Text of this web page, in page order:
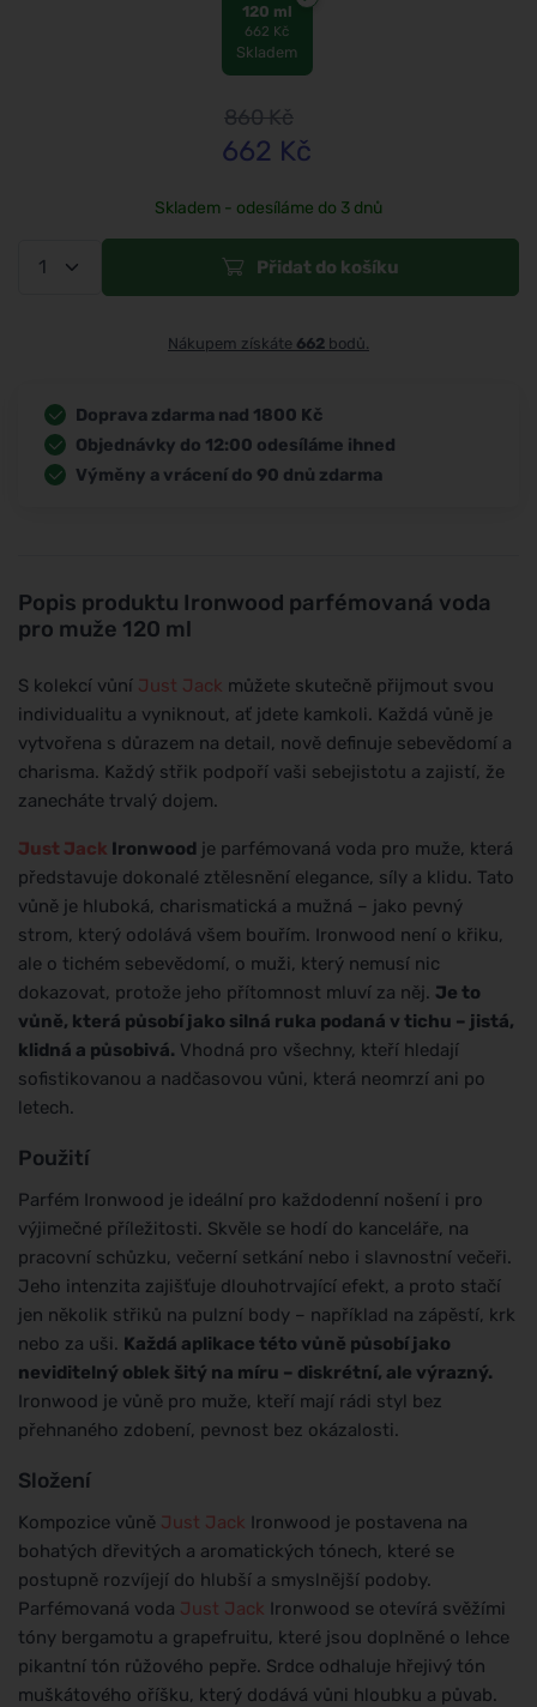
Popis produktu Ironwood parfémovaná voda
pro muže 120 ml
S kolekcí vůní Just Jack můžete skutečně přijmout svou
individualitu a vyniknout, ať jdete kamkoli. Každá vůně je
vytvořena s důrazem na detail, nově definuje sebevědomí a
charisma. Každý střik podpoří vaši sebejistotu a zajistí, že
zanecháte trvalý dojem.
Just Jack Ironwood je parfémovaná voda pro muže, která
představuje dokonalé ztělesnění elegance, síly a klidu. Tato
vůně je hluboká, charismatická a mužná – jako pevný
strom, který odolává všem bouřím. Ironwood není o křiku,
ale o tichém sebevědomí, o muži, který nemusí nic
dokazovat, protože jeho přítomnost mluví za něj. Je to
vůně, která působí jako silná ruka podaná v tichu – jistá,
klidná a působivá. Vhodná pro všechny, kteří hledají
sofistikovanou a nadčasovou vůni, která neomrzí ani po
letech.
Použití
Parfém Ironwood je ideální pro každodenní nošení i pro
výjimečné příležitosti. Skvěle se hodí do kanceláře, na
pracovní schůzku, večerní setkání nebo i slavnostní večeři.
Jeho intenzita zajišťuje dlouhotrvající efekt, a proto stačí
jen několik střiků na pulzní body – například na zápěstí, krk
nebo za uši. Každá aplikace této vůně působí jako
neviditelný oblek šitý na míru – diskrétní, ale výrazný.
Ironwood je vůně pro muže, kteří mají rádi styl bez
přehnaného zdobení, pevnost bez okázalosti.
Složení
Kompozice vůně Just Jack Ironwood je postavena na
bohatých dřevitých a aromatických tónech, které se
postupně rozvíjejí do hlubší a smyslnější podoby.
Parfémovaná voda Just Jack Ironwood se otevírá svěžími
tóny bergamotu a grapefruitu, které jsou doplněné o lehce
pikantní tón růžového pepře. Srdce odhaluje hřejivý tón
muškátového oříšku, který dodává vůni hloubku a půvab.
120 ml
662 Kč
Skladem
860Kč
662 Kč
Skladem - odesíláme do 3 dnů
Přidat do košíku
Nákupem získáte 662 bodů.
Doprava zdarma nad 1800 Kč
Objednávky do 12:00 odesíláme ihned
Výměny a vrácení do 90 dnů zdarma